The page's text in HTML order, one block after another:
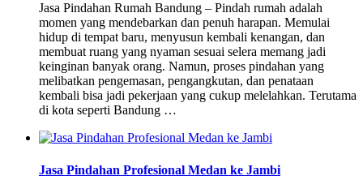
Jasa Pindahan Rumah Bandung – Pindah rumah adalah
momen yang mendebarkan dan penuh harapan. Memulai
hidup di tempat baru, menyusun kembali kenangan, dan
membuat ruang yang nyaman sesuai selera memang jadi
keinginan banyak orang. Namun, proses pindahan yang
melibatkan pengemasan, pengangkutan, dan penataan
kembali bisa jadi pekerjaan yang cukup melelahkan. Terutama
di kota seperti Bandung …
Jasa Pindahan Profesional Medan ke Jambi